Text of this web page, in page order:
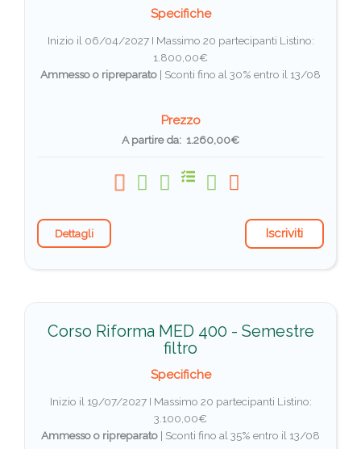
Specifiche
Inizio il 06/04/2027 I Massimo 20 partecipanti Listino:
1.800,00€
Ammesso o ripreparato | Sconti fino al 30% entro il 13/08
Prezzo
A partire da: 1.260,00€
Dettagli Iscriviti
Corso Riforma MED 400 - Semestre
filtro
Specifiche
Inizio il 19/07/2027 I Massimo 20 partecipanti Listino:
3.100,00€
Ammesso o ripreparato | Sconti fino al 35% entro il 13/08